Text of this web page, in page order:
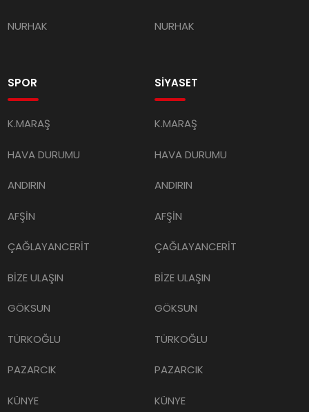
NURHAK NURHAK
SPOR
K.MARAŞ
HAVA DURUMU
ANDIRIN
AFŞİN
ÇAĞLAYANCERİT
BİZE ULAŞIN
GÖKSUN
TÜRKOĞLU
PAZARCIK
KÜNYE
SİYASET
K.MARAŞ
HAVA DURUMU
ANDIRIN
AFŞİN
ÇAĞLAYANCERİT
BİZE ULAŞIN
GÖKSUN
TÜRKOĞLU
PAZARCIK
KÜNYE